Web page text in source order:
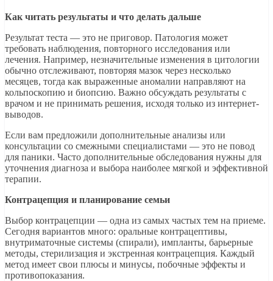
Как читать результаты и что делать дальше
Результат теста — это не приговор. Патология может
требовать наблюдения, повторного исследования или
лечения. Например, незначительные изменения в цитологии
обычно отслеживают, повторяя мазок через несколько
месяцев, тогда как выраженные аномалии направляют на
кольпоскопию и биопсию. Важно обсуждать результаты с
врачом и не принимать решения, исходя только из интернет-
выводов.
Если вам предложили дополнительные анализы или
консультации со смежными специалистами — это не повод
для паники. Часто дополнительные обследования нужны для
уточнения диагноза и выбора наиболее мягкой и эффективной
терапии.
Контрацепция и планирование семьи
Выбор контрацепции — одна из самых частых тем на приеме.
Сегодня вариантов много: оральные контрацептивы,
внутриматочные системы (спирали), импланты, барьерные
методы, стерилизация и экстренная контрацепция. Каждый
метод имеет свои плюсы и минусы, побочные эффекты и
противопоказания.